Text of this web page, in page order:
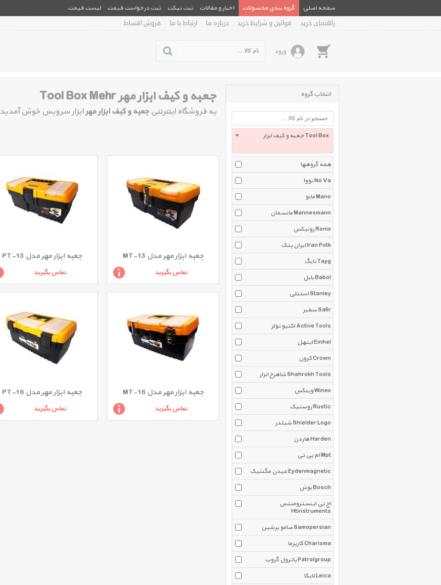
صفحه اصلی گروه بندی محصولات اخبار و مقالات ثبت تیکت ثبت درخواست قیمت
لیست قیمت
راهنمای خرید
قوانین و شرایط خرید درباره ما ارتباط با ما فروش اقساط
ورود
جعبه و کیف ابزار مهر Tool Box Mehr
به فروشگاه اینترنتی جعبه و کیف ابزار مهرابزار سرویس خوش آمدید
جعبه ابزار مهر مدل PT-13
تماس بگیرید
جعبه ابزار مهر مدل MT-13
تماس بگیرید
جعبه ابزار مهر مدل PT-16
تماس بگیرید
جعبه ابزار مهر مدل MT-16
تماس بگیرید
انتخاب گروه
جعبه و کیف ابزار Tool Box
همه گروهها
نووا No Va
مانو Mano
مانسمان Mannesmann
رونیکس Ronix
ایران پتک Iran Potk
تایگ Tayg
بابل Babol
استنلی Stanley
سفیر Safir
اکتیو تولز Active Tools
اینهل Einhel
کرون Crown
شاهرخ ابزار Shahrokh Tools
وینکس Winex
روستیک Rustic
شیلدر Shielder Logo
هاردن Harden
ام پی تی Mpt
عیدن مگنتیک Eydenmagnetic
بوش Bosch
اچ تی اینسترومنتس
Htinstruments
صامو پرشین Samopersian
کاریزما Charisma
پاترول گروپ Patrolgroup
لایکا Leica